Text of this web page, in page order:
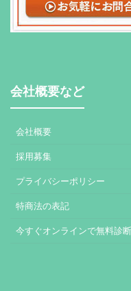
会社概要など
会社概要
採用募集
プライバシーポリシー
特商法の表記
今すぐオンラインで無料診